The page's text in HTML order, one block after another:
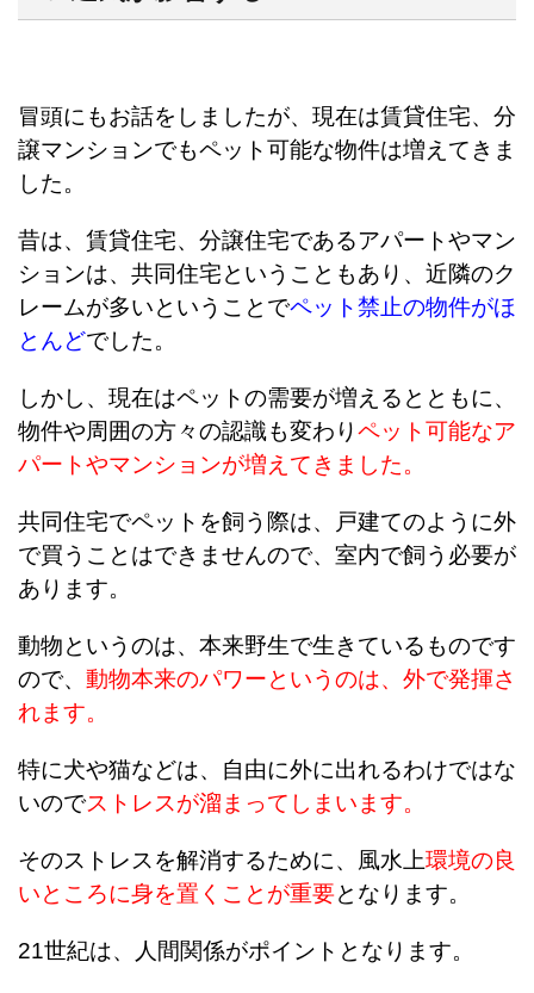
冒頭にもお話をしましたが、現在は賃貸住宅、分
譲マンションでもペット可能な物件は増えてきま
した。
昔は、賃貸住宅、分譲住宅であるアパートやマン
ションは、共同住宅ということもあり、近隣のク
レームが多いということでペット禁止の物件がほ
とんどでした。
しかし、現在はペットの需要が増えるとともに、
物件や周囲の方々の認識も変わりペット可能なア
パートやマンションが増えてきました。
共同住宅でペットを飼う際は、戸建てのように外
で買うことはできませんので、室内で飼う必要が
あります。
動物というのは、本来野生で生きているものです
ので、 動物本来のパワーというのは、外で発揮さ
れます。
特に犬や猫などは、自由に外に出れるわけではな
いのでストレスが溜まってしまいます。
そのストレスを解消するために、風水上環境の良
いところに身を置くことが重要となります。
21世紀は、人間関係がポイントとなります。